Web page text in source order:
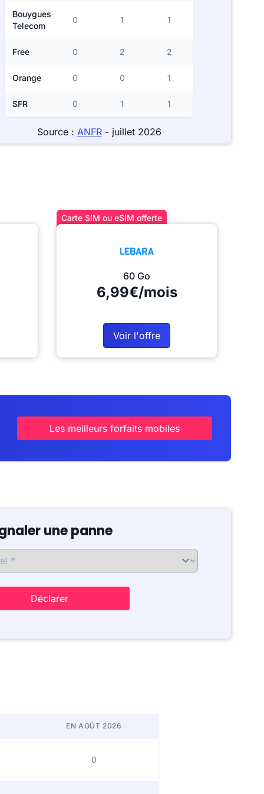
Bouygues
Telecom
0 1 1
Free 0 2 2
Orange 0 0 1
SFR 0 1 1
Source : ANFR- juillet 2026
Carte SIM ou eSIM offerte
60 Go
6,99€/mois
Voir l'offre
Les meilleurs forfaits mobiles
une panne
Déclarer
EN AOÛT 2026
0